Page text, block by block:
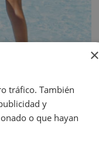
×
tráfico. También
y
o que hayan